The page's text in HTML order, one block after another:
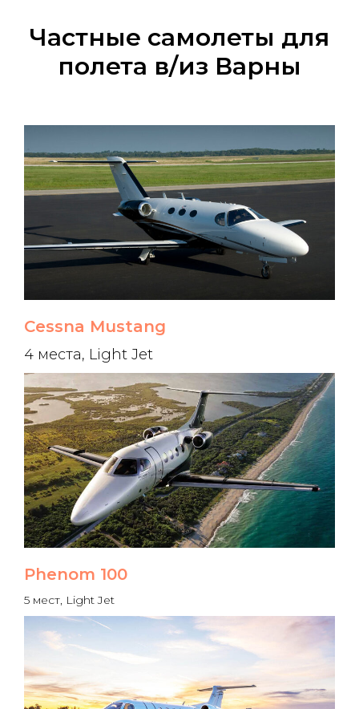
Частные самолеты для
полета в/из Варны
Cessna Mustang
4 места, Light Jet
Phenom 100
5 мест, Light Jet